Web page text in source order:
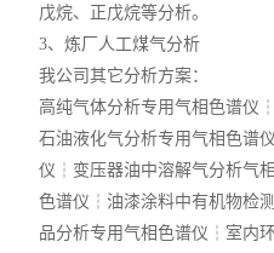
戊烷、正戊烷等分析。
3、炼厂人工煤气分析
我公司其它分析方案：
高纯气体分析专用气相色谱仪
石油液化气分析专用气相色谱
仪┆变压器油中溶解气分析气
色谱仪┆油漆涂料中有机物检
品分析专用气相色谱仪┆室内